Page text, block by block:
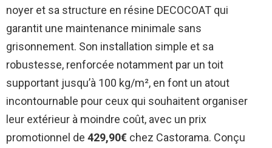
noyer et sa structure en résine DECOCOAT qui
garantit une maintenance minimale sans
grisonnement. Son installation simple et sa
robustesse, renforcée notamment par un toit
supportant jusqu’à 100 kg/m², en font un atout
incontournable pour ceux qui souhaitent organiser
leur extérieur à moindre coût, avec un prix
promotionnel de 429,90€ chez Castorama. Conçu